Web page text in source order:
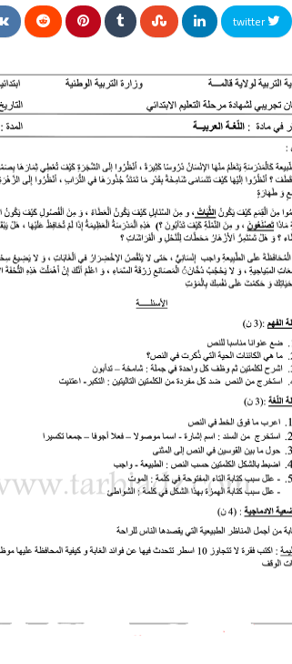
twitter